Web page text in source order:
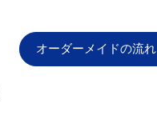
オーダーメイドの流れ